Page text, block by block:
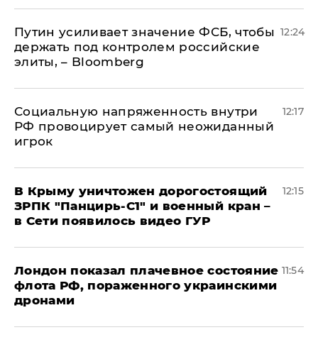
Путин усиливает значение ФСБ, чтобы
держать под контролем российские
элиты, – Bloomberg
12:24
Социальную напряженность внутри
РФ провоцирует самый неожиданный
игрок
12:17
В Крыму уничтожен дорогостоящий
ЗРПК "Панцирь-С1" и военный кран –
в Сети появилось видео ГУР
12:15
Лондон показал плачевное состояние
флота РФ, пораженного украинскими
дронами
11:54